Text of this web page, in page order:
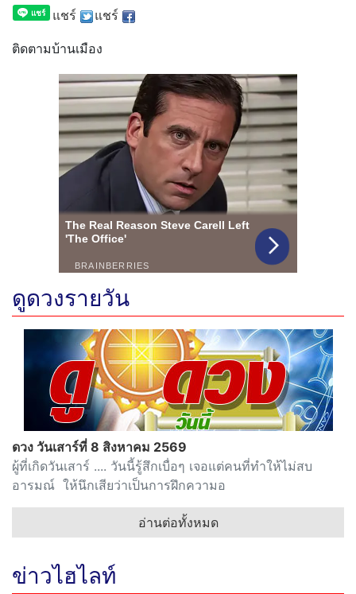
แชร์ แชร์
ติดตามบ้านเมือง
ดูดวงรายวัน
ดวง วันเสาร์ที่ 8 สิงหาคม 2569
ผู้ที่เกิดวันเสาร์ .... วันนี้รู้สึกเบื่อๆ เจอแต่คนที่ทำให้ไม่สบ
อารมณ์ ให้นึกเสียว่าเป็นการฝึกความอ
อ่านต่อทั้งหมด
ข่าวไฮไลท์